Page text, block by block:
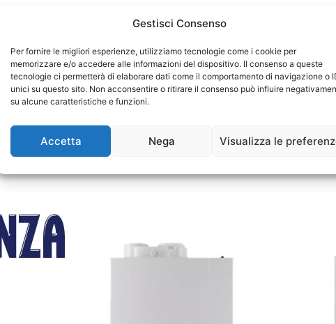
Gestisci Consenso
Per fornire le migliori esperienze, utilizziamo tecnologie come i cookie per
memorizzare e/o accedere alle informazioni del dispositivo. Il consenso a queste
tecnologie ci permetterà di elaborare dati come il comportamento di navigazione o
unici su questo sito. Non acconsentire o ritirare il consenso può influire
su alcune caratteristiche e funzioni.
Accetta Nega Visualizza le